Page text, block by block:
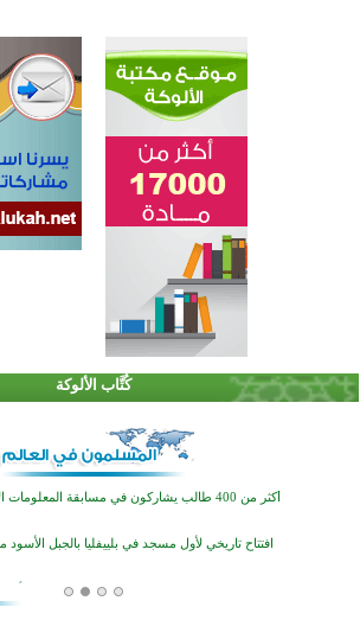
كُتَّاب الألوكة
القرآن والتربية في صدارة البرامج الصيفية للمسلمين في بينزا
اختتام الدورة التاسعة لمسابقة حفظ وتلاوة القرآن
أكثر من 100 شخص يتعرفون على الإسلام خلال يوم المسجد المفتوح في ميلفيل
اختتام منافسات قرآنية متميزة في بنغلاديش بمشاركة 3000 متسابق
أكثر من 400 طالب يشاركون في مسابقة المعلومات الإسلامية بأستراليا
افتتاح تاريخي لأول مسجد في بلييفليا بالجبل
منطقة ريبوفسي تحتفل بميلاد مسجد جديد في أجواء